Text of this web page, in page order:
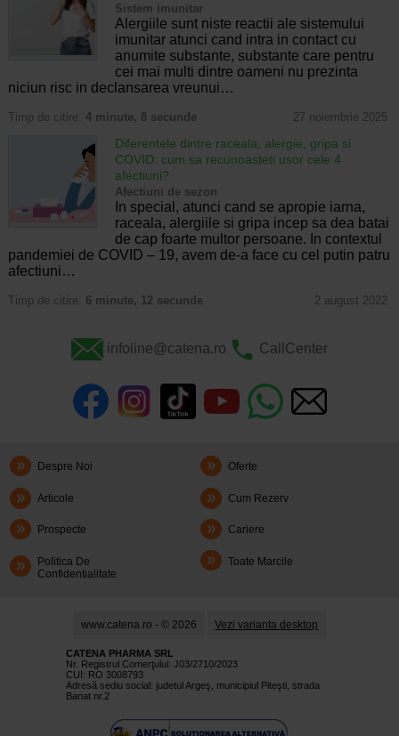
Sistem imunitar
Alergiile sunt niste reactii ale sistemului
imunitar atunci cand intra in contact cu
anumite substante, substante care pentru
cei mai multi dintre oameni nu prezinta
niciun risc in declansarea vreunui…
Timp de citire: 4 minute, 8 secunde 27 noiembrie 2025
Diferentele dintre raceala, alergie, gripa si
COVID: cum sa recunoasteti usor cele 4
afectiuni?
Afectiuni de sezon
In special, atunci cand se apropie iarna,
raceala, alergiile si gripa incep sa dea batai
de cap foarte multor persoane. In contextul
pandemiei de COVID – 19, avem de-a face cu cel putin patru
afectiuni…
Timp de citire: 6 minute, 12 secunde 2 august 2022
infoline@catena.ro CallCenter
Despre Noi Oferte
Articole Cum Rezerv
Prospecte Cariere
Politica De
Confidentialitate
Toate Marcile
www.catena.ro - © 2026 Vezi varianta desktop
CATENA PHARMA SRL
Nr. Registrul Comerţului: J03/2710/2023
CUI: RO 3008793
Adresă sediu social: judetul Argeş, municipiul Piteşti, strada
Banat nr.2